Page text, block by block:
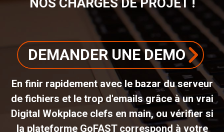
NOS CHARGÉS DE PROJET !
DEMANDER UNE DEMO
En finir rapidement avec le bazar du serveur
de fichiers et le trop d'emails grâce à un vrai
Digital Wokplace clefs en main, ou vérifier si
la plateforme GoFAST correspond à votre